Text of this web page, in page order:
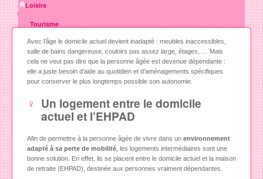
Loisirs
Tourisme
Sports
Mode
Animaux
Art et culture
Gastronomie
Auto moto
Maison
» Vie pratique
seniors
Avec l’âge le domicile actuel devient inadapté : meubles inaccessibles,
salle de bains dangereuse, couloirs pas assez large, étages, … Mais
cela ne veut pas dire que la personne âgée est devenue dépendante :
elle a juste besoin d’aide au quotidien et d’aménagements spécifiques
pour conserver le plus longtemps possible son autonomie.
Un logement entre le domicile
actuel et l’EHPAD
Afin de permettre à la personne âgée de vivre dans un environnement
adapté à sa perte de mobilité , les logements intermédiaires sont une
bonne solution. En effet, ils se placent entre le domicile actuel et la maison
de retraite (EHPAD), destinée aux personnes vraiment dépendantes.